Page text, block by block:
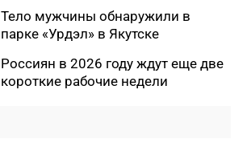
В Усть-Майском районе
ликвидировали лесной пожар
на 13 гектарах
Якутяне рассказали, что
считают главным подарком в
Тело мужчины обнаружили в
парке «Урдэл» в Якутске
Россиян в 2026 году ждут еще две
короткие рабочие недели